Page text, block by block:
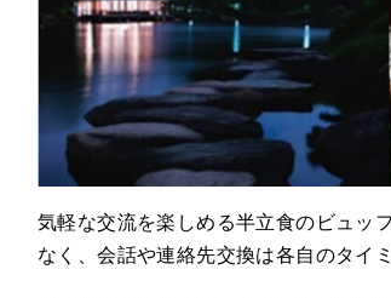
気軽な交流を楽しめる半立食のビュッ
なく、会話や連絡先交換は各自のタイ